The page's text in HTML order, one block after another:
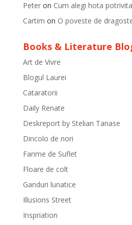
Peteron Cum alegi hota
Cartim on O poveste de
Books & Literature
Art de Vivre
Blogul Laurei
Cataratorii
Daily Renate
Deskreport by Stelian Tanase
Dincolo de nori
Farime de Suflet
Floare de colt
Ganduri lunatice
Illusions Street
Inspriation